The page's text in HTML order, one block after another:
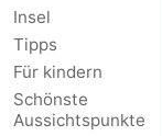
aan
Zee
Natur
Zuid-
Kennermerland
-
Amsterdam
-
Haarlem
-
Insel
Tipps
Für kindern
Schönste
Aussichtspunkte